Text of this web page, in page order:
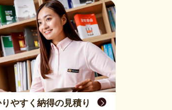
やすく納得の見積り